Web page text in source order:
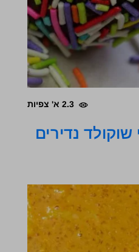
2.3 א' צפיות